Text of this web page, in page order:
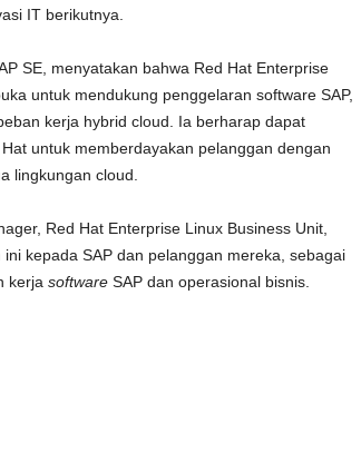
IT berikutnya.
SE, menyatakan bahwa Red Hat Enterprise
untuk mendukung penggelaran software SAP,
kerja hybrid cloud. Ia berharap dapat
untuk memberdayakan pelanggan dengan
lingkungan cloud.
Red Hat Enterprise Linux Business Unit,
kepada SAP dan pelanggan mereka, sebagai
kerja softwareSAP dan operasional bisnis.